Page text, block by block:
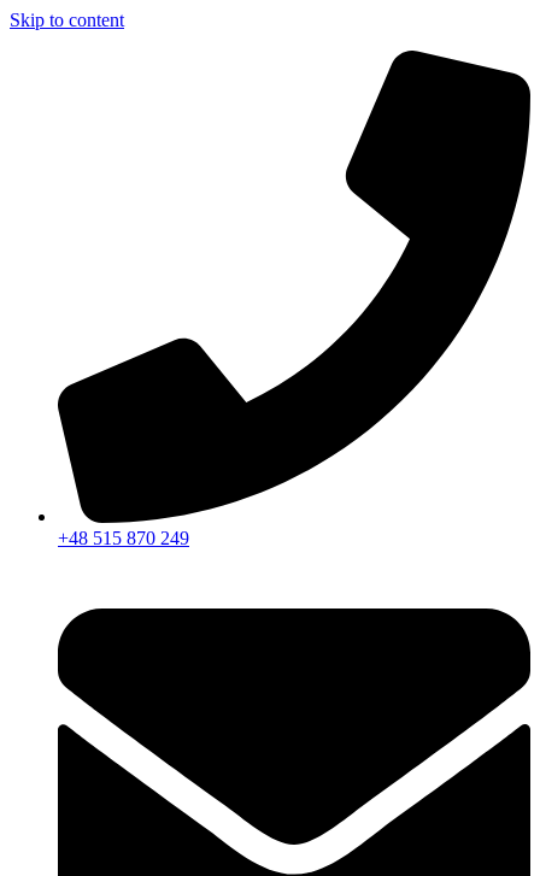
Skip to content
+48 515 870 249